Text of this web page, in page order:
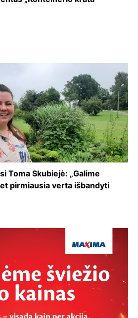
Toma Skubiejė: „Galime
pirmiausia verta išbandyti